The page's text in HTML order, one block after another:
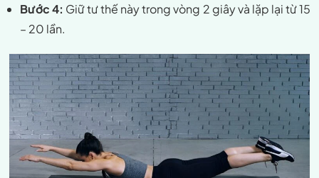
Bước 4: Giữ tư thế này trong vòng 2 giây và lặp lại từ 15
– 20 lần.